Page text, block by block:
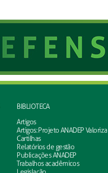
BIBLIOTECA
Artigos
Artigos: Projeto ANADEP Valoriza
Cartilhas
Relatórios de gestão
Publicações ANADEP
Trabalhos acadêmicos